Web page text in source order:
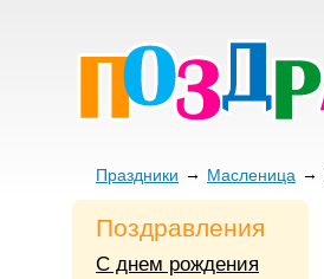
Праздники Масленица
Поздравления
С днем рождения